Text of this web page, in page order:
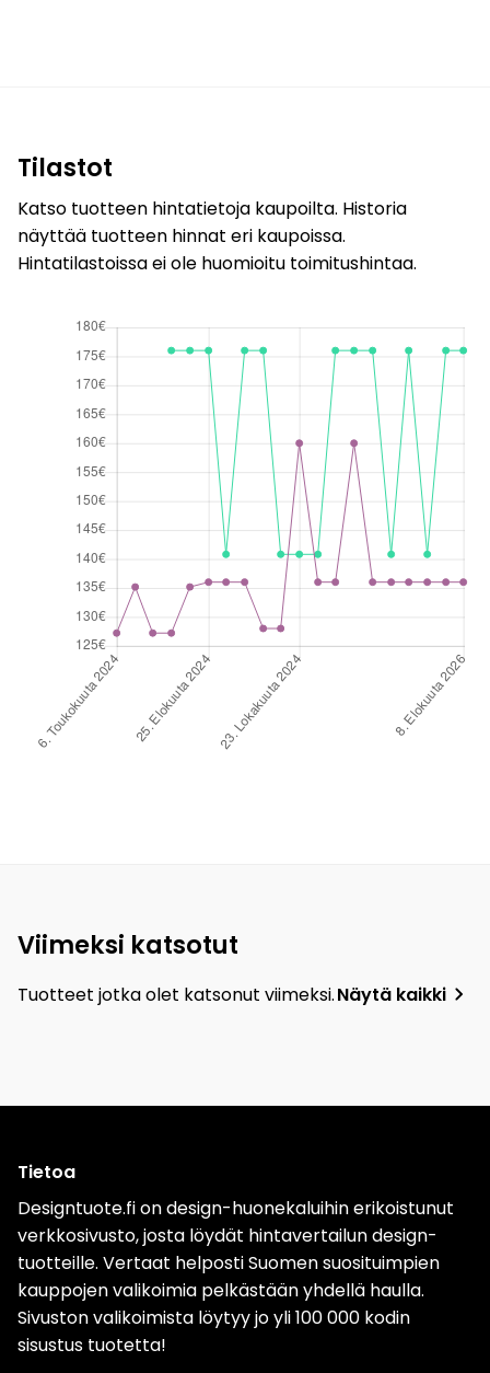
Tilastot
Katso tuotteen hintatietoja kaupoilta. Historia
näyttää tuotteen hinnat eri kaupoissa.
Hintatilastoissa ei ole huomioitu toimitushintaa.
Viimeksi katsotut
Tuotteet jotka olet katsonut viimeksi.Näytä kaikki
Tietoa
Designtuote.fi on design-huonekaluihin erikoistunut
verkkosivusto, josta löydät hintavertailun design-
tuotteille. Vertaat helposti Suomen suosituimpien
kauppojen valikoimia pelkästään yhdellä haulla.
Sivuston valikoimista löytyy jo yli 100 000 kodin
sisustus tuotetta!